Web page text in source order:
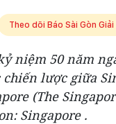
Theo dõi Báo Sài Gòn
niệm 50 năm
lược giữa
(The
Singapore .